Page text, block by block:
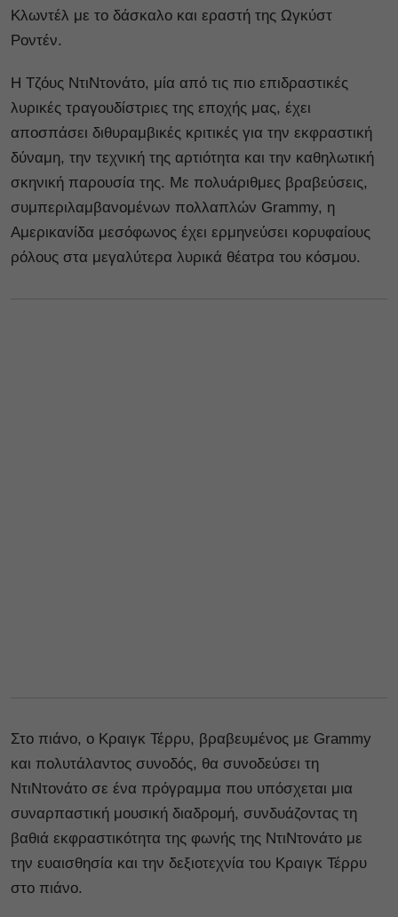
Κλωντέλ με το δάσκαλο και εραστή της Ωγκύστ
Ροντέν.
Η Τζόυς ΝτιΝτονάτο, μία από τις πιο επιδραστικές
λυρικές τραγουδίστριες της εποχής μας, έχει
αποσπάσει διθυραμβικές κριτικές για την εκφραστική
δύναμη, την τεχνική της αρτιότητα και την καθηλωτική
σκηνική παρουσία της. Με πολυάριθμες βραβεύσεις,
συμπεριλαμβανομένων πολλαπλών Grammy, η
Αμερικανίδα μεσόφωνος έχει ερμηνεύσει κορυφαίους
ρόλους στα μεγαλύτερα λυρικά θέατρα του κόσμου.
Στο πιάνο, ο Kραιγκ Τέρρυ, βραβευμένος με Grammy
και πολυτάλαντος συνοδός, θα συνοδεύσει τη
ΝτιΝτονάτο σε ένα πρόγραμμα που υπόσχεται μια
συναρπαστική μουσική διαδρομή, συνδυάζοντας τη
βαθιά εκφραστικότητα της φωνής της ΝτιΝτονάτο με
την ευαισθησία και την δεξιοτεχνία του Kραιγκ Τέρρυ
στο πιάνο.